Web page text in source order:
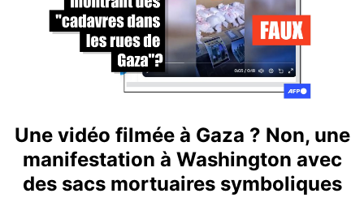
Une vidéo filmée à Gaza ? Non, une
manifestation à Washington avec
des sacs mortuaires symboliques